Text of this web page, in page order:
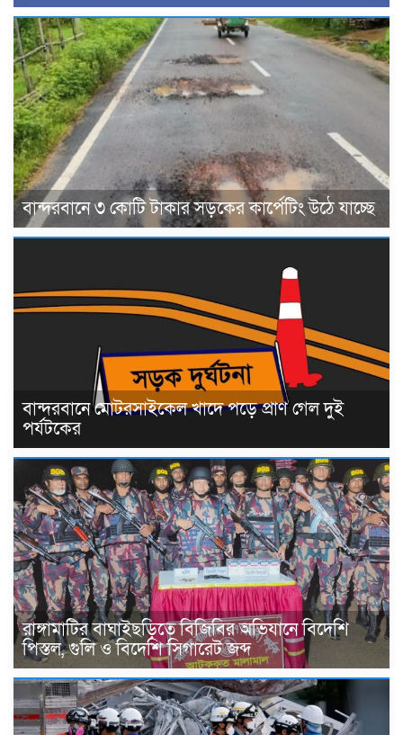
বান্দরবানে ৩ কোটি টাকার সড়কের কার্পেটিং উঠে যাচ্ছে
বান্দরবানে মোটরসাইকেল খাদে পড়ে প্রাণ গেল দুই
পর্যটকের
রাঙ্গামাটির বাঘাইছড়িতে বিজিবির অভিযানে বিদেশি
পিস্তল, গুলি ও বিদেশি সিগারেট জব্দ